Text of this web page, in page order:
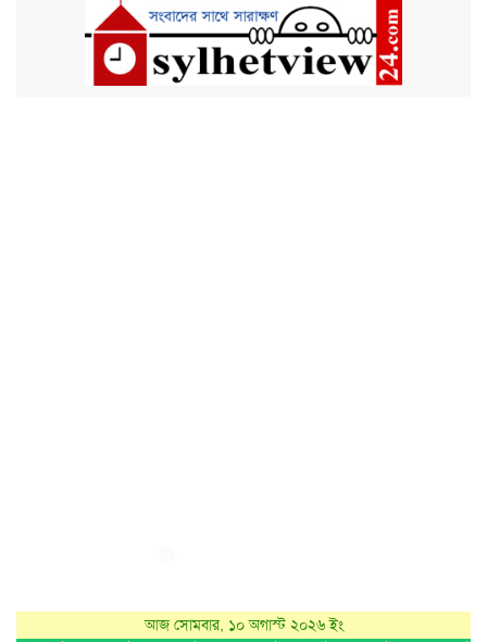
আজ সোমবার, ১০ অগাস্ট ২০২৬ ইং